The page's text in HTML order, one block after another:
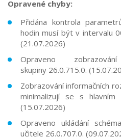
Opravené chyby:
Přidána kontrola
hodin musí být v intervalu
(21.07.2026)
Opraveno
skupiny 26.0.715.0.
Zobrazování informačních
minimalizují se s hlavním
(15.07.2026)
Opraveno ukládání
učitele 26.0.707.0.